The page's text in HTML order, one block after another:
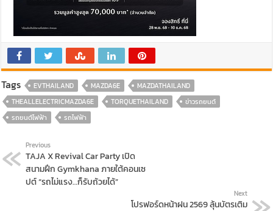
Tags EVTHAILAND MAZDA6E
MAZDATHAILAND
THEALLELECTRICMAZDA6E
TORQUETHAILAND
ข่าวรถยนต์
รถยนต์ไฟฟ้า
รถไฟฟ้า
Previous
TAJA X Revival Car Party เปิด
สนามฝึก Gymkhana ภายใต้คอนเซ
ปต์ “รถไม่แรง…ก็รับถ้วยได้”
Next
โปรฟอร์ดหน้าฝน 2569 ลุ้นบัตรเติม